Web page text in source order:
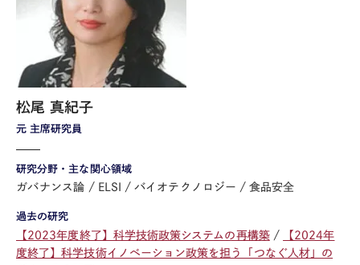
元 主席研究員
松尾 真紀子
研究分野・主な関心領域
ガバナンス論 ELSI バイオテクノロジー 食品安全
過去の研究
【2023年度終了】科学技術政策システムの再構築
【2024年
度終了】科学技術イノベーション政策を担う「つなぐ人材」の